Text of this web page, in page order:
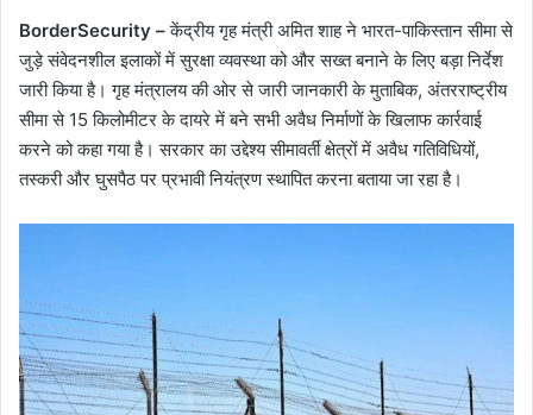
BorderSecurity –केंद्रीय गृह मंत्री अमित शाह ने भारत-पाकिस्तान सीमा से
जुड़े संवेदनशील इलाकों में सुरक्षा व्यवस्था को और सख्त बनाने के लिए बड़ा निर्देश
जारी किया है। गृह मंत्रालय की ओर से जारी जानकारी के मुताबिक, अंतरराष्ट्रीय
सीमा से 15 किलोमीटर के दायरे में बने सभी अवैध निर्माणों के खिलाफ कार्रवाई
करने को कहा गया है। सरकार का उद्देश्य सीमावर्ती क्षेत्रों में अवैध गतिविधियों,
तस्करी और घुसपैठ पर प्रभावी नियंत्रण स्थापित करना बताया जा रहा है।